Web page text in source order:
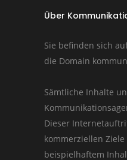
Über
Sie befinden sich
die Domain
Sämtliche Inhalte
Dieser
kommerziellen
beispielhaftem